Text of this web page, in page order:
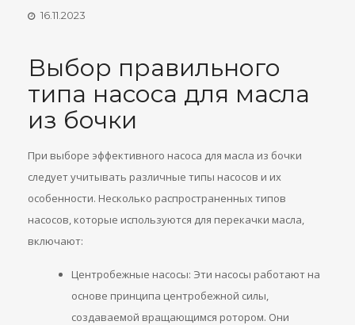
16.11.2023
Выбор правильного
типа насоса для масла
из бочки
При выборе эффективного насоса для масла из бочки
следует учитывать различные типы насосов и их
особенности. Несколько распространенных типов
насосов, которые используются для перекачки масла,
включают:
Центробежные насосы: Эти насосы работают на
основе принципа центробежной силы,
создаваемой вращающимся ротором. Они